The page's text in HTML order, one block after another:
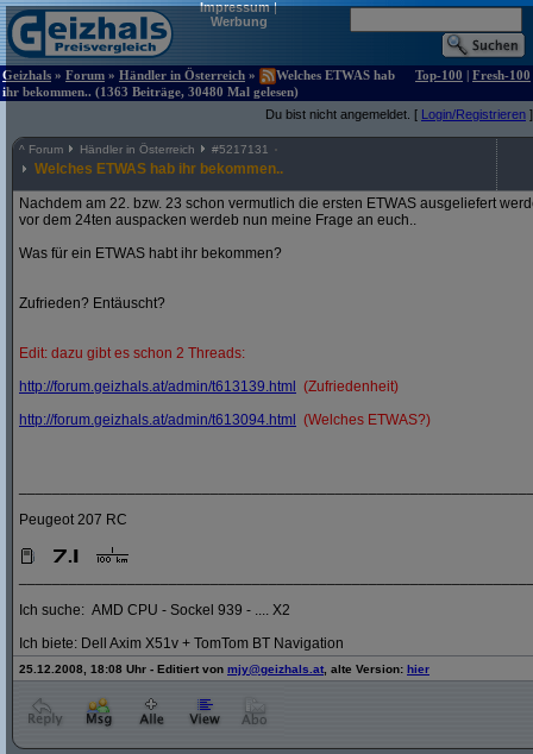
Impressum|
Werbung
Geizhals » Forum » Händler in Österreich »
Welches ETWAS hab
ihr bekommen.. (1363 Beiträge, 30480 Mal gelesen)
Top-100 | Fresh-100
Du bist nicht angemeldet. [ Login/Registrieren ]
^ Forum Händler in Österreich #5217131
Welches ETWAS hab ihr bekommen..
Nachdem am 22. bzw. 23 schon vermutlich die ersten ETWAS ausgeliefert
vor dem 24ten auspacken werdeb nun meine Frage an euch..
Was für ein ETWAS habt ihr bekommen?
Zufrieden? Entäuscht?
Edit: dazu gibt es schon 2 Threads:
http://forum.geizhals.at/admin/t613139.html
(Zufriedenheit)
http://forum.geizhals.at/admin/t613094.html (Welches ETWAS?)
Peugeot 207 RC
Ich suche: AMD CPU - Sockel 939 - .... X2
Ich biete: Dell Axim X51v + TomTom BT Navigation
25.12.2008, 18:08 Uhr - Editiert von mjy@geizhals.at , alte Version: hier